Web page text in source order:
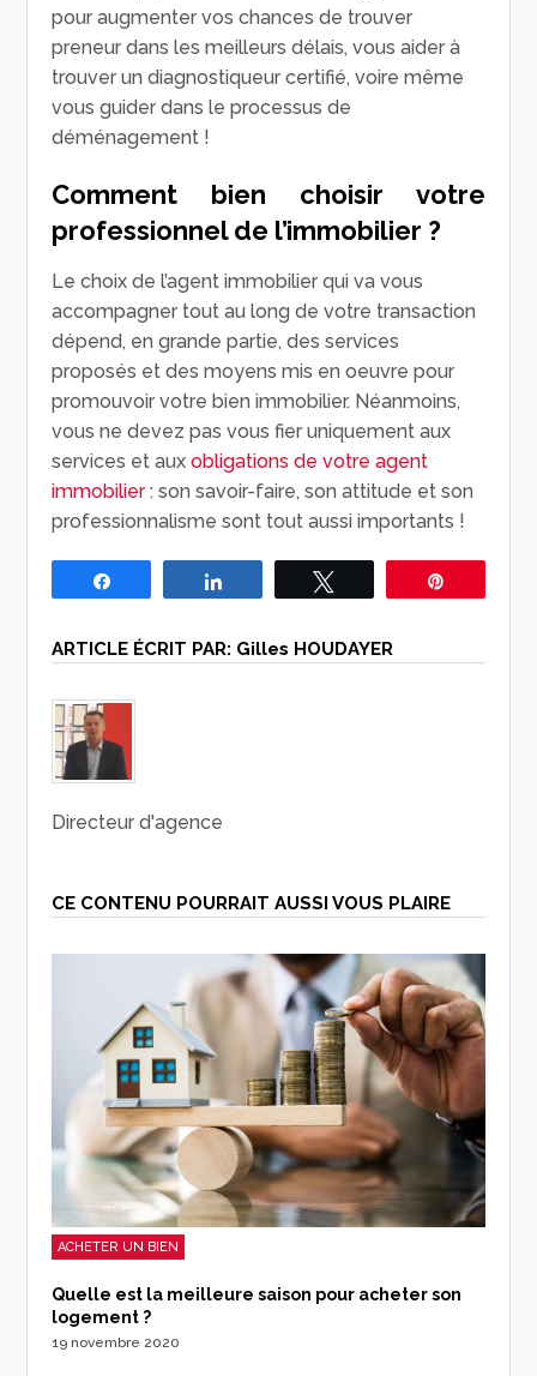
pour augmenter vos chances de trouver
preneur dans les meilleurs délais, vous aider à
trouver un diagnostiqueur certifié, voire même
vous guider dans le processus de
déménagement !
Comment bien choisir votre
professionnel de l’immobilier ?
Le choix de l’agent immobilier qui va vous
accompagner tout au long de votre transaction
dépend, en grande partie, des services
proposés et des moyens mis en oeuvre pour
promouvoir votre bien immobilier. Néanmoins,
vous ne devez pas vous fier uniquement aux
services et auxobligations de votre agent
immobilier: son savoir-faire, son attitude et son
professionnalisme sont tout aussi importants !
ARTICLE ÉCRIT PAR: Gilles HOUDAYER
Directeur d'agence
CE CONTENU POURRAIT AUSSI VOUS PLAIRE
ACHETER UN BIEN
Quelle est la meilleure saison pour acheter son
logement ?
19 novembre 2020